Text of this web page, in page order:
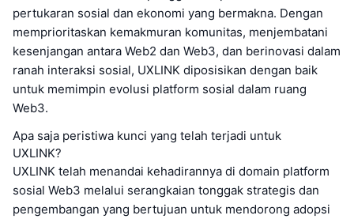
pertukaran sosial dan ekonomi yang bermakna. Dengan
memprioritaskan kemakmuran komunitas, menjembatani
kesenjangan antara Web2 dan Web3, dan berinovasi dalam
ranah interaksi sosial, UXLINK diposisikan dengan baik
untuk memimpin evolusi platform sosial dalam ruang
Web3.
Apa saja peristiwa kunci yang telah terjadi untuk
UXLINK?
UXLINK telah menandai kehadirannya di domain platform
sosial Web3 melalui serangkaian tonggak strategis dan
pengembangan yang bertujuan untuk mendorong adopsi